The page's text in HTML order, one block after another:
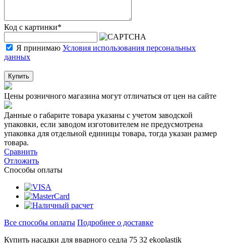
Код с картинки*
Я принимаю Условия использования персональных
данных
Купить
Цены розничного магазина могут отличаться от цен на сайте
Данные о габарите товара указаны с учетом заводской
упаковки, если заводом изготовителем не предусмотрена
упаковка для отдельной единицы товара, тогда указан размер
товара.
Сравнить
Отложить
Способы оплаты
Все способы оплаты Подробнее о доставке
Купить насадки для вварного седла 75 32 ekoplastik